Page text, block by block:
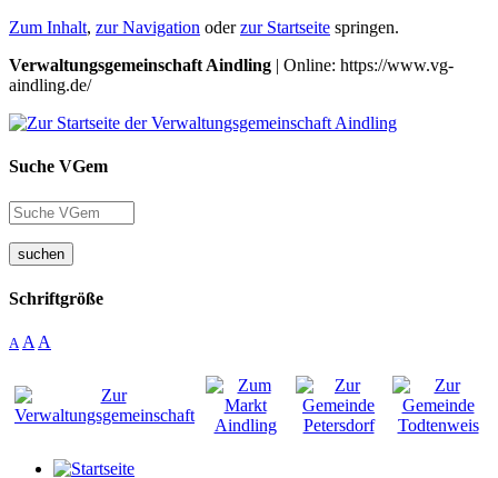
Zum Inhalt, zur Navigation oderzur Startseite springen.
Verwaltungsgemeinschaft Aindling | Online: https://www.vg-
aindling.de/
Suche VGem
suchen
Schriftgröße
A A A